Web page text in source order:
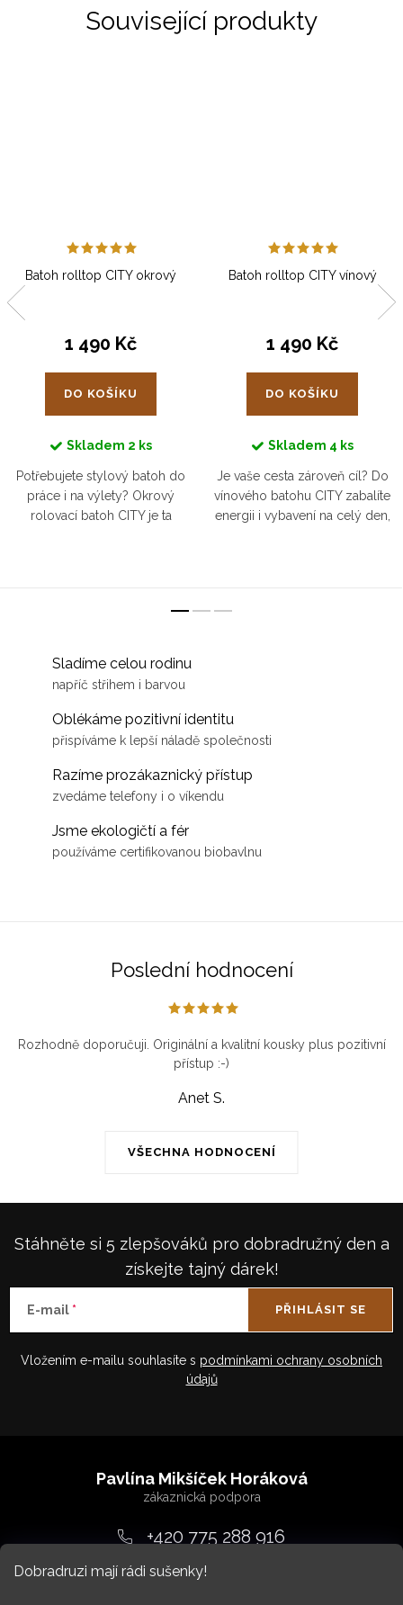
Dobradruzi mají rádi sušenky!
Související produkty
Batoh rolltop CITY okrový
1 490 Kč
DO KOŠÍKU
Skladem 2 ks
Potřebujete stylový batoh do
práce i na výlety? Okrový
rolovací batoh CITY je ta
Batoh rolltop CITY vínový
1 490 Kč
DO KOŠÍKU
Skladem 4 ks
Je vaše cesta zároveň cíl? Do
vínového batohu CITY zabalíte
energii i vybavení na celý den,
Sladíme celou rodinu
napříč střihem i barvou
Oblékáme pozitivní identitu
přispíváme k lepší náladě společnosti
Razíme prozákaznický přístup
zvedáme telefony i o víkendu
Jsme ekologičtí a fér
používáme certifikovanou biobavlnu
Poslední hodnocení
VŠECHNA HODNOCENÍ
Rozhodně doporučuji. Originální a kvalitní kousky plus pozitivní
přístup :-)
Anet S.
Stáhněte si 5 zlepšováků pro dobradružný den a
získejte tajný dárek!
E-mail
Vložením e-mailu souhlasíte s podmínkami ochrany osobních
údajů
PŘIHLÁSIT SE
a
Pavlína Mikšíček Horáková
+420 775 288 916
srdcem@dobradruh.cz